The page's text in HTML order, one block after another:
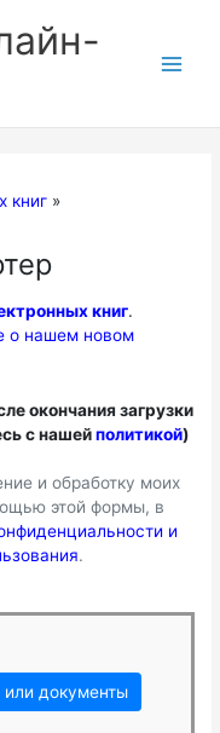
книг
книг.
о нашем новом
окончания загрузки
с нашейполитикой)
и обработку моих
этой формы, в
и
.
или документы